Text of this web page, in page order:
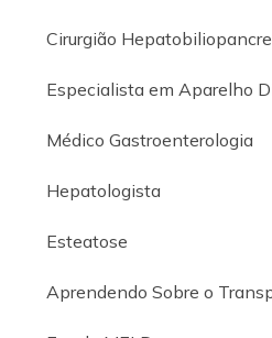
Cirurgião
Especialista em Aparelho
Médico Gastroenterologia
Hepatologista
Esteatose
Aprendendo Sobre o